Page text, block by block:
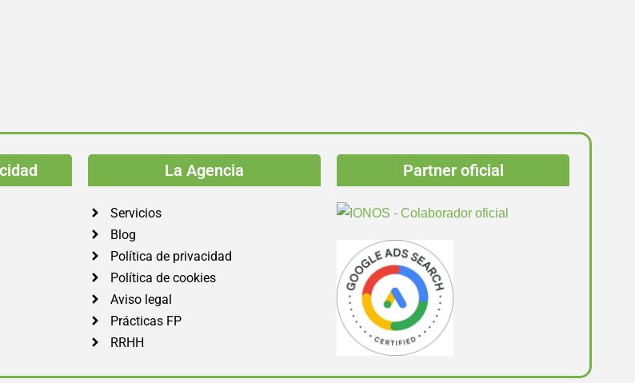
La Agencia
Servicios
Blog
Política de privacidad
Política de cookies
Aviso legal
Prácticas FP
RRHH
Partner oficial